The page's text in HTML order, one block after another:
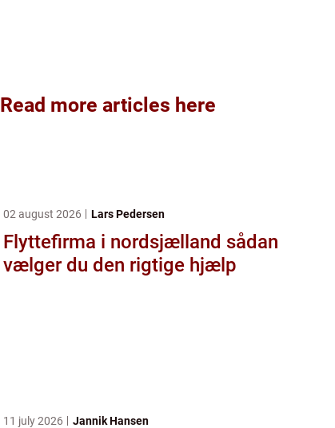
Read more articles here
02 august 2026 Lars Pedersen
Flyttefirma i nordsjælland sådan
vælger du den rigtige hjælp
11 july 2026 Jannik Hansen